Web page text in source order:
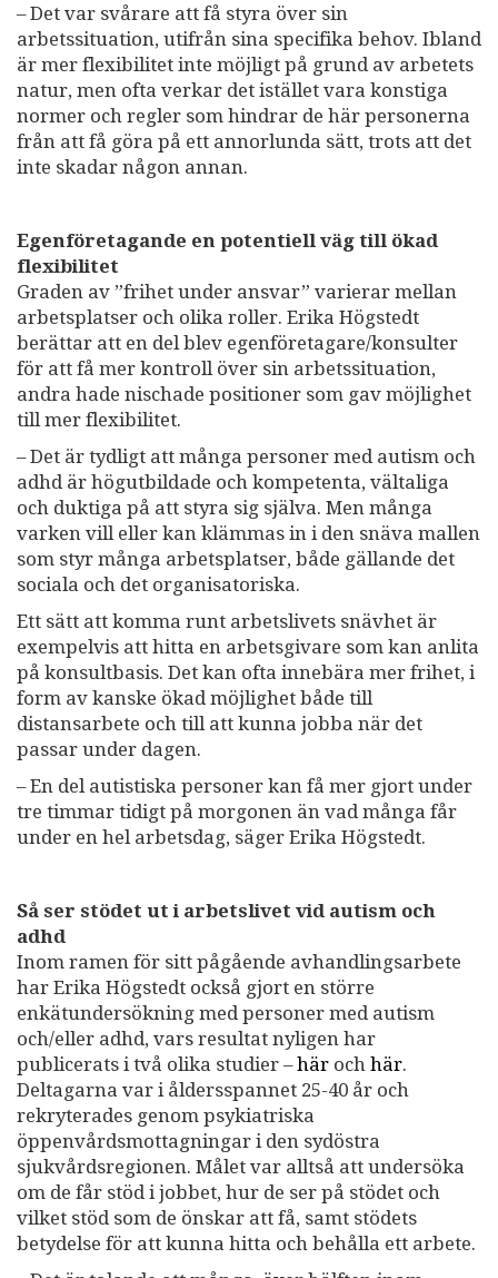
– Det var svårare att få styra över sin
arbetssituation, utifrån sina specifika behov. Ibland
är mer flexibilitet inte möjligt på grund av arbetets
natur, men ofta verkar det istället vara konstiga
normer och regler som hindrar de här personerna
från att få göra på ett annorlunda sätt, trots att det
inte skadar någon annan.
Egenföretagande en potentiell väg till ökad
flexibilitet
Graden av ”frihet under ansvar” varierar mellan
arbetsplatser och olika roller. Erika Högstedt
berättar att en del blev egenföretagare/konsulter
för att få mer kontroll över sin arbetssituation,
andra hade nischade positioner som gav möjlighet
till mer flexibilitet.
– Det är tydligt att många personer med autism och
adhd är högutbildade och kompetenta, vältaliga
och duktiga på att styra sig själva. Men många
varken vill eller kan klämmas in i den snäva mallen
som styr många arbetsplatser, både gällande det
sociala och det organisatoriska.
Ett sätt att komma runt arbetslivets snävhet är
exempelvis att hitta en arbetsgivare som kan anlita
på konsultbasis. Det kan ofta innebära mer frihet, i
form av kanske ökad möjlighet både till
distansarbete och till att kunna jobba när det
passar under dagen.
– En del autistiska personer kan få mer gjort under
tre timmar tidigt på morgonen än vad många får
under en hel arbetsdag, säger Erika Högstedt.
Så ser stödet ut i arbetslivet vid autism och
adhd
Inom ramen för sitt pågående avhandlingsarbete
har Erika Högstedt också gjort en större
enkätundersökning med personer med autism
och/eller adhd, vars resultat nyligen har
publicerats i två olika studier –här och här.
Deltagarna var i åldersspannet 25-40 år och
rekryterades genom psykiatriska
öppenvårdsmottagningar i den sydöstra
sjukvårdsregionen. Målet var alltså att undersöka
om de får stöd i jobbet, hur de ser på stödet och
vilket stöd som de önskar att få, samt stödets
betydelse för att kunna hitta och behålla ett arbete.